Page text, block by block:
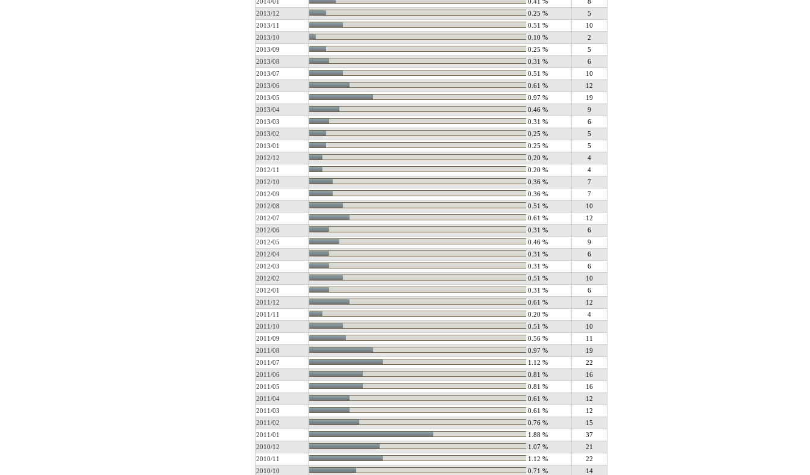
2013/12
0.25 %
5
2013/11
0.51 %
10
2013/10
0.10 %
2
2013/09
0.25 %
5
2013/08
0.31 %
6
2013/07
0.51 %
10
2013/06
0.61 %
12
2013/05
0.97 %
19
2013/04
0.46 %
9
2013/03
0.31 %
6
2013/02
0.25 %
5
2013/01
0.25 %
5
2012/12
0.20 %
4
2012/11
0.20 %
4
2012/10
0.36 %
7
2012/09
0.36 %
7
2012/08
0.51 %
10
2012/07
0.61 %
12
2012/06
0.31 %
6
2012/05
0.46 %
9
2012/04
0.31 %
6
2012/03
0.31 %
6
2012/02
0.51 %
10
2012/01
0.31 %
6
2011/12
0.61 %
12
2011/11
0.20 %
4
2011/10
0.51 %
10
2011/09
0.56 %
11
2011/08
0.97 %
19
2011/07
1.12 %
22
2011/06
0.81 %
16
2011/05
0.81 %
16
2011/04
0.61 %
12
2011/03
0.61 %
12
2011/02
0.76 %
15
2011/01
1.88 %
37
2010/12
1.07 %
21
2010/11
1.12 %
22
2010/10
0.71 %
14